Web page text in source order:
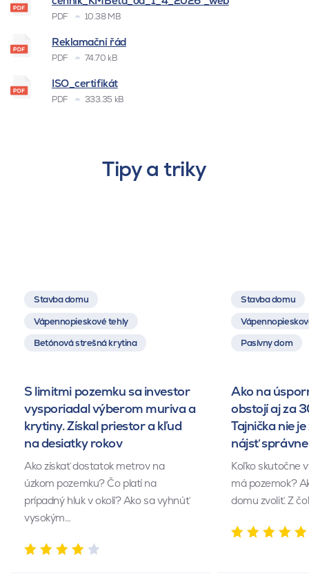
PDF 10.38 MB
Reklamační řád
PDF 74.70 kB
ISO_certifikát
PDF 333.35 kB
Tipy a triky
Stavba domu
Vápennopieskové tehly
Betónová strešná krytina
S limitmi pozemku sa investor
vysporiadal výberom muriva a
krytiny. Získal priestor a kľud
na desiatky rokov
Ako získať dostatok metrov na
úzkom pozemku? Čo platí na
prípadný hluk v okolí? Ako sa vyhnúť
vysokým…
Stavba domu
Pasívny dom
Ako na
obstojí aj za
Tajnička nie
nájsť
Koľko skutočne
má pozemok?
domu zvoliť. Z